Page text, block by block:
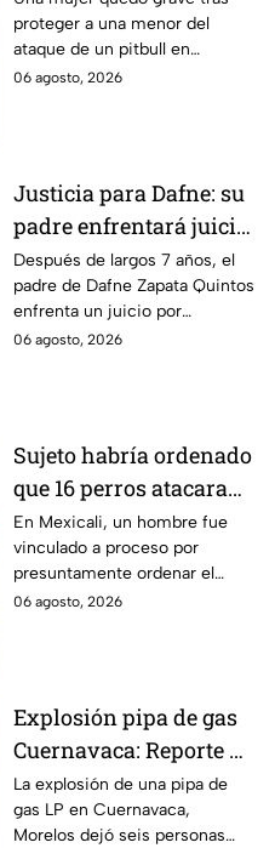
por su vida en Zapopan
proteger a una menor del
ataque de un pitbull en
Zapopan; la víctima sufrió
06 agosto, 2026
Justicia para Dafne: su
padre enfrentará juicio
por presunto abuso
cometido en 2019 en
Tamaulipas
Después de largos 7 años, el
padre de Dafne Zapata Quintos
enfrenta un juicio por
presuntamente abusar de la
06 agosto, 2026
Sujeto habría ordenado
que 16 perros atacaran
a su hermana con
discapacidad en
Mexicali, BC
En Mexicali, un hombre fue
vinculado a proceso por
presuntamente ordenar el
ataque de 16 perros contra su
06 agosto, 2026
Explosión pipa de gas
Cuernavaca: Reporte de
víctimas tras estallido
en Morelos
La explosión de una pipa de
gas LP en Cuernavaca,
Morelos dejó seis personas